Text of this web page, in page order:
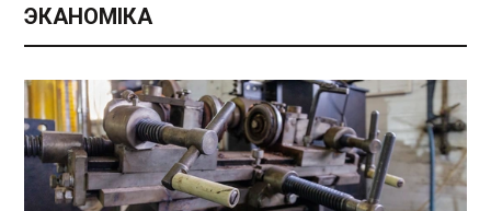
ЭКАНОМІКА